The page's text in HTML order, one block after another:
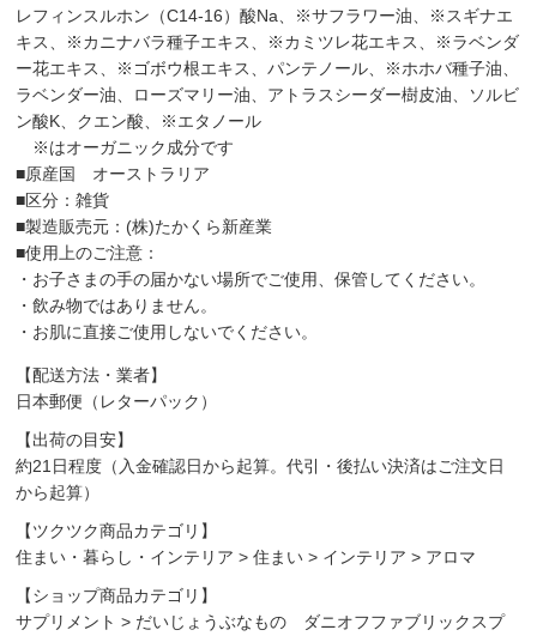
レフィンスルホン（C14-16）酸Na、※サフラワー油、※スギナエ
キス、※カニナバラ種子エキス、※カミツレ花エキス、※ラベンダ
ー花エキス、※ゴボウ根エキス、パンテノール、※ホホバ種子油、
ラベンダー油、ローズマリー油、アトラスシーダー樹皮油、ソルビ
ン酸K、クエン酸、※エタノール
※はオーガニック成分です
■原産国 オーストラリア
■区分：雑貨
■製造販売元：(株)たかくら新産業
■使用上のご注意：
・お子さまの手の届かない場所でご使用、保管してください。
・飲み物ではありません。
・お肌に直接ご使用しないでください。
【配送方法・業者】
日本郵便（レターパック）
【出荷の目安】
約21日程度（入金確認日から起算。代引・後払い決済はご注文日
から起算）
【ツクツク商品カテゴリ】
住まい・暮らし・インテリア >住まい > インテリア > アロマ
【ショップ商品カテゴリ】
サプリメント > だいじょうぶなもの ダニオフファブリックスプ